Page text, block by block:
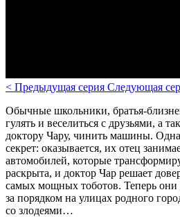
< Предыдущая серия Следующая
Обычные школьники, братья-
гулять и веселиться с друзьями, а
доктору Чару, чинить машины.
секрет: оказывается, их отец
автомобилей, которые
раскрыта, и доктор Чар решает
самых мощных тоботов. Теперь
за порядком на улицах родного
со злодеями…